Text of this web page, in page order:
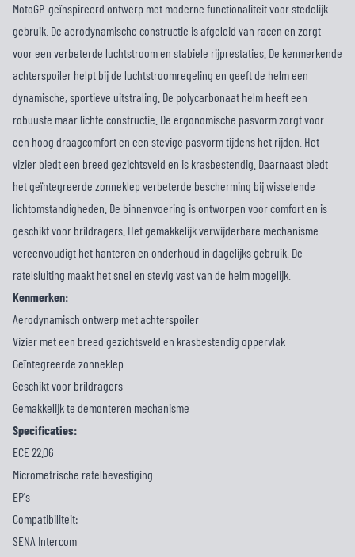
MotoGP-geïnspireerd ontwerp met moderne functionaliteit voor stedelijk
gebruik. De aerodynamische constructie is afgeleid van racen en zorgt
voor een verbeterde luchtstroom en stabiele rijprestaties. De kenmerkende
achterspoiler helpt bij de luchtstroomregeling en geeft de helm een
dynamische, sportieve uitstraling. De polycarbonaat helm heeft een
robuuste maar lichte constructie. De ergonomische pasvorm zorgt voor
een hoog draagcomfort en een stevige pasvorm tijdens het rijden. Het
vizier biedt een breed gezichtsveld en is krasbestendig. Daarnaast biedt
het geïntegreerde zonneklep verbeterde bescherming bij wisselende
lichtomstandigheden. De binnenvoering is ontworpen voor comfort en is
geschikt voor brildragers. Het gemakkelijk verwijderbare mechanisme
vereenvoudigt het hanteren en onderhoud in dagelijks gebruik. De
ratelsluiting maakt het snel en stevig vast van de helm mogelijk.
Kenmerken:
Aerodynamisch ontwerp met achterspoiler
Vizier met een breed gezichtsveld en krasbestendig oppervlak
Geïntegreerde zonneklep
Geschikt voor brildragers
Gemakkelijk te demonteren mechanisme
Specificaties:
ECE 22.06
Micrometrische ratelbevestiging
EP's
Compatibiliteit:
SENA Intercom